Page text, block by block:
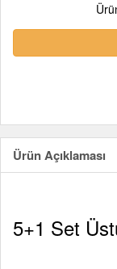
Ürün Açıklaması
5+1 Set